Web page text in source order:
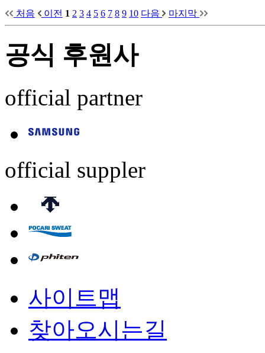
처음 이전 1 2 3 4 5 6 7 8 9 10 다음 마지막
공식 후원사
official partner
official suppler
사이트맵
찾아오시는길